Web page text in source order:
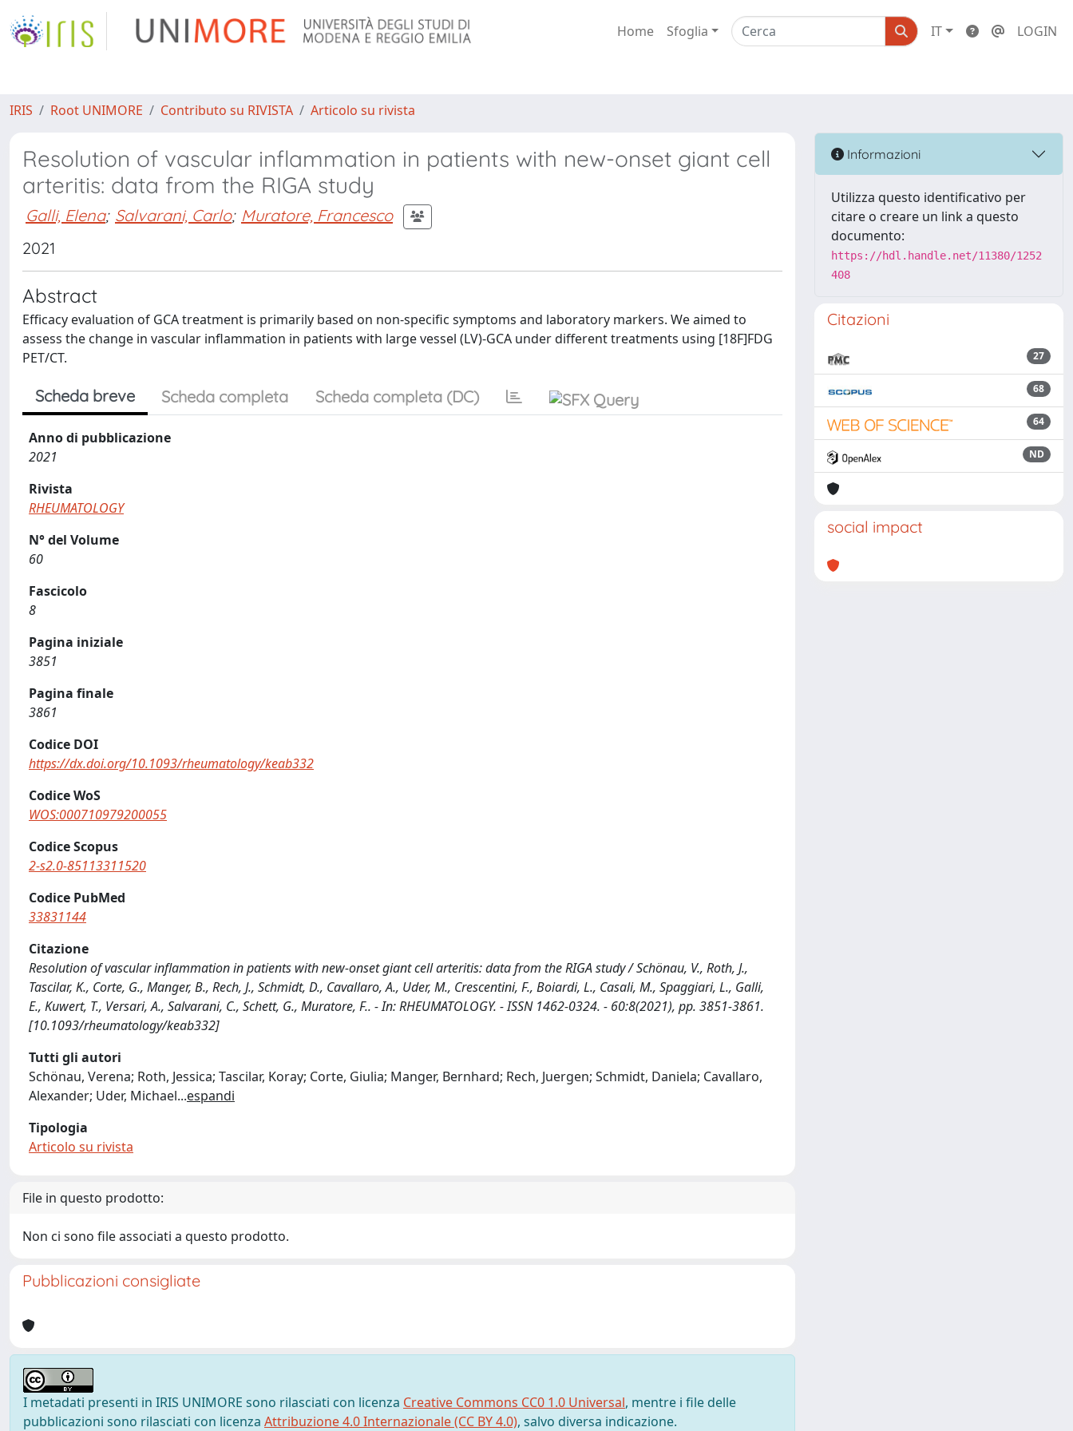
Home Sfoglia IT LOGIN
IRIS Root UNIMORE Contributo su RIVISTA Articolo su rivista
Resolution of vascular inflammation in patients with new-onset giant cell
arteritis: data from the RIGA study
Galli, Elena; Salvarani, Carlo; Muratore, Francesco
2021
Abstract
Efficacy evaluation of GCA treatment is primarily based on non-specific symptoms and laboratory markers. We aimed to
assess the change in vascular inflammation in patients with large vessel (LV)-GCA under different treatments using [18F]FDG
PET/CT.
Scheda breve Scheda completa Scheda completa (DC)
Anno di pubblicazione
2021
Rivista
RHEUMATOLOGY
N° del Volume
60
Fascicolo
8
Pagina iniziale
3851
Pagina finale
3861
Codice DOI
https://dx.doi.org/10.1093/rheumatology/keab332
Codice WoS
WOS:000710979200055
Codice Scopus
2-s2.0-85113311520
Codice PubMed
33831144
Citazione
Resolution of vascular inflammation in patients with new-onset giant cell arteritis: data from the RIGA study / Schönau, V., Roth, J.,
Tascilar, K., Corte, G., Manger, B., Rech, J., Schmidt, D., Cavallaro, A., Uder, M., Crescentini, F., Boiardi, L., Casali, M., Spaggiari, L., Galli,
E., Kuwert, T., Versari, A., Salvarani, C., Schett, G., Muratore, F.. - In: RHEUMATOLOGY. - ISSN 1462-0324. - 60:8(2021), pp. 3851-3861.
[10.1093/rheumatology/keab332]
Tutti gli autori
Schönau, Verena; Roth, Jessica; Tascilar, Koray; Corte, Giulia; Manger, Bernhard; Rech, Juergen; Schmidt, Daniela; Cavallaro,
Alexander; Uder, Michael...espandi
Tipologia
Articolo su rivista
File in questo prodotto:
Non ci sono file associati a questo prodotto.
Pubblicazioni consigliate
I metadati presenti in IRIS UNIMORE sono rilasciati con licenza Creative Commons CC0 1.0 Universal, mentre i file delle
pubblicazioni sono rilasciati con licenza Attribuzione 4.0 Internazionale (CC BY 4.0), salvo diversa indicazione.
Informazioni
Utilizza questo identificativo per
citare o creare un link a questo
documento:
https://hdl.handle.net/11380/1252
408
Citazioni
27
68
64
ND
social impact